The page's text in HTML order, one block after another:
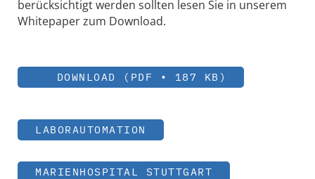
berücksichtigt werden sollten lesen Sie in unserem
Whitepaper zum Download.
DOWNLOAD (PDF • 187 KB)
LABORAUTOMATION
MARIENHOSPITAL STUTTGART